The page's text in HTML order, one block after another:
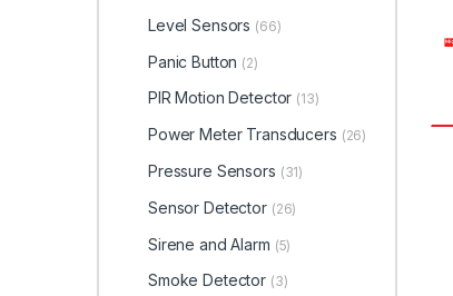
Level Sensors (66)
Panic Button (2)
PIR Motion Detector (13)
Power Meter Transducers (26)
Pressure Sensors (31)
Sensor Detector (26)
Sirene and Alarm (5)
Smoke Detector (3)